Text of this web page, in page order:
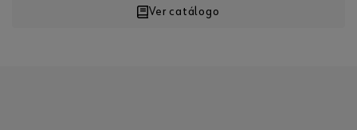
Ver catálogo